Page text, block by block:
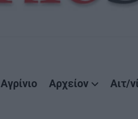
Αγρίνιο Αρχείον Αιτ/